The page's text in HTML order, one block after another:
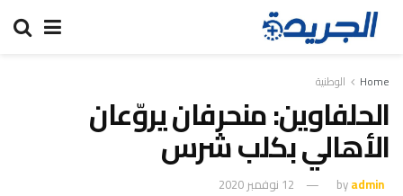
Home الوطنية
الحلفاوين: منحرفان يروّعان
الأهالي بكلب شرس
byadmin 12 نوفمبر 2020